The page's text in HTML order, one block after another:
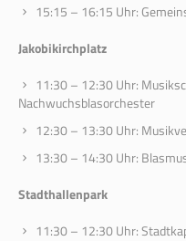
15:15 – 16:15 Uhr:
Jakobikirchplatz
11:30 – 12:30 Uhr:
Nachwuchsblasorchester
12:30 – 13:30 Uhr:
13:30 – 14:30 Uhr:
Stadthallenpark
11:30 – 12:30 Uhr: